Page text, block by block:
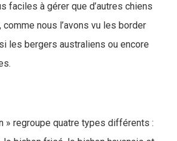
faciles à gérer que d’autres chiens
comme nous l’avons vu les border
les bergers australiens ou encore
» regroupe quatre types différents :